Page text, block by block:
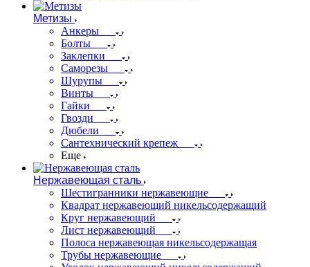
Метизы
Анкеры
Болты
Заклепки
Саморезы
Шурупы
Винты
Гайки
Гвозди
Дюбели
Сантехнический крепеж
Еще
Нержавеющая сталь
Шестигранники нержавеющие
Квадрат нержавеющий никельсодержащий
Круг нержавеющий
Лист нержавеющий
Полоса нержавеющая никельсодержащая
Трубы нержавеющие